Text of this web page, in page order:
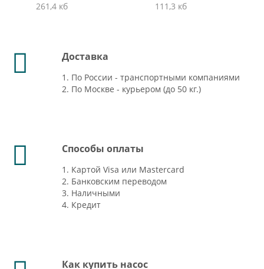
261,4 кб
111,3 кб
Доставка
1. По России - транспортными компаниями
2. По Москве - курьером (до 50 кг.)
Способы оплаты
1. Картой Visa или Mastercard
2. Банковским переводом
3. Наличными
4. Кредит
Как купить насос